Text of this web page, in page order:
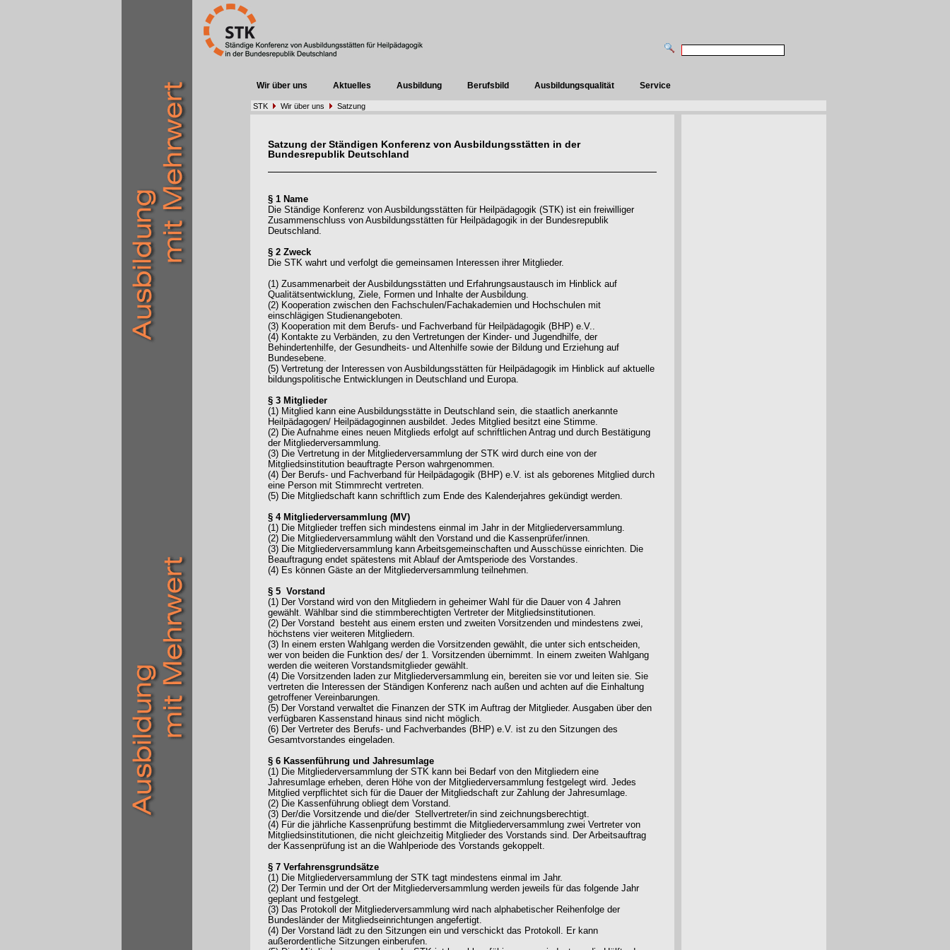
Wir über uns Aktuelles Ausbildung Berufsbild Ausbildungsqualität Service
STK Wir über uns Satzung
Satzung der Ständigen Konferenz von Ausbildungsstätten in der
Bundesrepublik Deutschland
§ 1 Name
Die Ständige Konferenz von Ausbildungsstätten für Heilpädagogik (STK) ist ein freiwilliger
Zusammenschluss von Ausbildungsstätten für Heilpädagogik in der Bundesrepublik
Deutschland.
§ 2 Zweck
Die STK wahrt und verfolgt die gemeinsamen Interessen ihrer Mitglieder.
(1) Zusammenarbeit der Ausbildungsstätten und Erfahrungsaustausch im Hinblick auf
Qualitätsentwicklung, Ziele, Formen und Inhalte der Ausbildung.
(2) Kooperation zwischen den Fachschulen/Fachakademien und Hochschulen mit
einschlägigen Studienangeboten.
(3) Kooperation mit dem Berufs- und Fachverband für Heilpädagogik (BHP) e.V..
(4) Kontakte zu Verbänden, zu den Vertretungen der Kinder- und Jugendhilfe, der
Behindertenhilfe, der Gesundheits- und Altenhilfe sowie der Bildung und Erziehung auf
Bundesebene.
(5) Vertretung der Interessen von Ausbildungsstätten für Heilpädagogik im Hinblick auf aktuelle
bildungspolitische Entwicklungen in Deutschland und Europa.
§ 3 Mitglieder
(1) Mitglied kann eine Ausbildungsstätte in Deutschland sein, die staatlich anerkannte
Heilpädagogen/ Heilpädagoginnen ausbildet. Jedes Mitglied besitzt eine Stimme.
(2) Die Aufnahme eines neuen Mitglieds erfolgt auf schriftlichen Antrag und durch Bestätigung
der Mitgliederversammlung.
(3) Die Vertretung in der Mitgliederversammlung der STK wird durch eine von der
Mitgliedsinstitution beauftragte Person wahrgenommen.
(4) Der Berufs- und Fachverband für Heilpädagogik (BHP) e.V. ist als geborenes Mitglied durch
eine Person mit Stimmrecht vertreten.
(5) Die Mitgliedschaft kann schriftlich zum Ende des Kalenderjahres gekündigt werden.
§ 4 Mitgliederversammlung (MV)
(1) Die Mitglieder treffen sich mindestens einmal im Jahr in der Mitgliederversammlung.
(2) Die Mitgliederversammlung wählt den Vorstand und die Kassenprüfer/innen.
(3) Die Mitgliederversammlung kann Arbeitsgemeinschaften und Ausschüsse einrichten. Die
Beauftragung endet spätestens mit Ablauf der Amtsperiode des Vorstandes.
(4) Es können Gäste an der Mitgliederversammlung teilnehmen.
§ 5 Vorstand
(1) Der Vorstand wird von den Mitgliedern in geheimer Wahl für die Dauer von 4 Jahren
gewählt. Wählbar sind die stimmberechtigten Vertreter der Mitgliedsinstitutionen.
(2) Der Vorstand besteht aus einem ersten und zweiten Vorsitzenden und mindestens zwei,
höchstens vier weiteren Mitgliedern.
(3) In einem ersten Wahlgang werden die Vorsitzenden gewählt, die unter sich entscheiden,
wer von beiden die Funktion des/ der 1. Vorsitzenden übernimmt. In einem zweiten Wahlgang
werden die weiteren Vorstandsmitglieder gewählt.
(4) Die Vorsitzenden laden zur Mitgliederversammlung ein, bereiten sie vor und leiten sie. Sie
vertreten die Interessen der Ständigen Konferenz nach außen und achten auf die Einhaltung
getroffener Vereinbarungen.
(5) Der Vorstand verwaltet die Finanzen der STK im Auftrag der Mitglieder. Ausgaben über den
verfügbaren Kassenstand hinaus sind nicht möglich.
(6) Der Vertreter des Berufs- und Fachverbandes (BHP) e.V. ist zu den Sitzungen des
Gesamtvorstandes eingeladen.
§ 6 Kassenführung und Jahresumlage
(1) Die Mitgliederversammlung der STK kann bei Bedarf von den Mitgliedern eine
Jahresumlage erheben, deren Höhe von der Mitgliederversammlung festgelegt wird. Jedes
Mitglied verpflichtet sich für die Dauer der Mitgliedschaft zur Zahlung der Jahresumlage.
(2) Die Kassenführung obliegt dem Vorstand.
(3) Der/die Vorsitzende und die/der Stellvertreter/in sind zeichnungsberechtigt.
(4) Für die jährliche Kassenprüfung bestimmt die Mitgliederversammlung zwei Vertreter von
Mitgliedsinstitutionen, die nicht gleichzeitig Mitglieder des Vorstands sind. Der Arbeitsauftrag
der Kassenprüfung ist an die Wahlperiode des Vorstands gekoppelt.
§ 7 Verfahrensgrundsätze
(1) Die Mitgliederversammlung der STK tagt mindestens einmal im Jahr.
(2) Der Termin und der Ort der Mitgliederversammlung werden jeweils für das folgende Jahr
geplant und festgelegt.
(3) Das Protokoll der Mitgliederversammlung wird nach alphabetischer Reihenfolge der
Bundesländer der Mitgliedseinrichtungen angefertigt.
(4) Der Vorstand lädt zu den Sitzungen ein und verschickt das Protokoll. Er kann
außerordentliche Sitzungen einberufen.